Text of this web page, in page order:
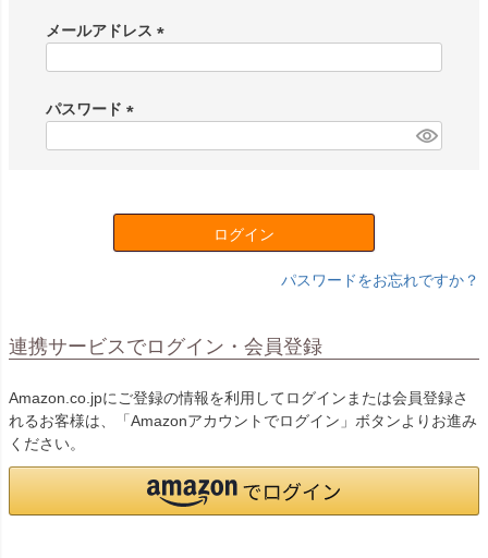
メールアドレス
)
パスワード
ログイン
パスワードをお忘れですか？
連携サービスでログイン・会員登録
Amazon.co.jpにご登録の情報を利用してログインまたは会員登録さ
れるお客様は、「Amazonアカウントでログイン」ボタンよりお進み
ください。